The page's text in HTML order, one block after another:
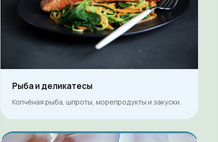
Рыба и деликатесы
Копчёная рыба, шпроты, морепродукты и закуски.